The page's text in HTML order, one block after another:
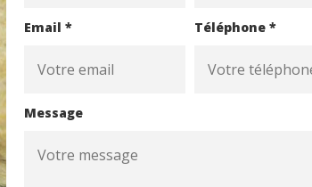
Email * Téléphone *
Message